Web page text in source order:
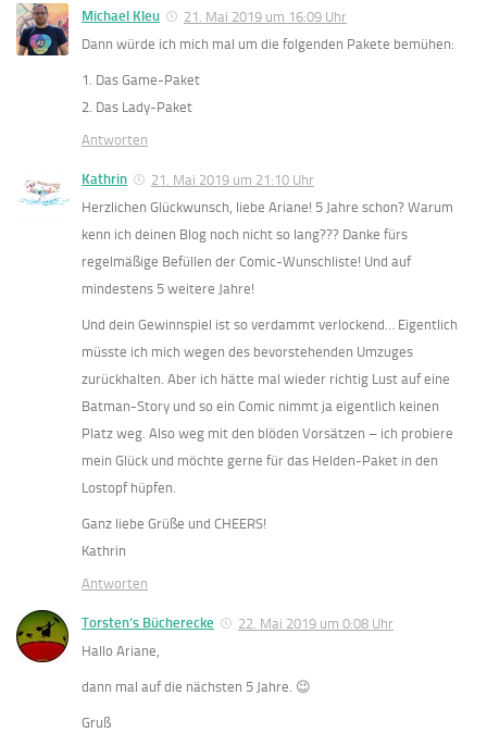
Michael Kleu
21. Mai 2019 um 16:09 Uhr
Dann würde ich mich mal um die folgenden Pakete bemühen:
1. Das Game-Paket
2. Das Lady-Paket
Antworten
Kathrin
21. Mai 2019 um 21:10 Uhr
Herzlichen Glückwunsch, liebe Ariane! 5 Jahre schon? Warum
kenn ich deinen Blog noch nicht so lang??? Danke fürs
regelmäßige Befüllen der Comic-Wunschliste! Und auf
mindestens 5 weitere Jahre!
Und dein Gewinnspiel ist so verdammt verlockend… Eigentlich
müsste ich mich wegen des bevorstehenden Umzuges
zurückhalten. Aber ich hätte mal wieder richtig Lust auf eine
Batman-Story und so ein Comic nimmt ja eigentlich keinen
Platz weg. Also weg mit den blöden Vorsätzen – ich probiere
mein Glück und möchte gerne für das Helden-Paket in den
Lostopf hüpfen.
Ganz liebe Grüße und CHEERS!
Kathrin
Antworten
Torsten‘s Bücherecke
22. Mai 2019 um 0:08 Uhr
Hallo Ariane,
dann mal auf die nächsten 5 Jahre. 😉
Gruß